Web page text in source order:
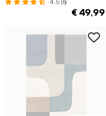
4.5 (6)
€ 49,99